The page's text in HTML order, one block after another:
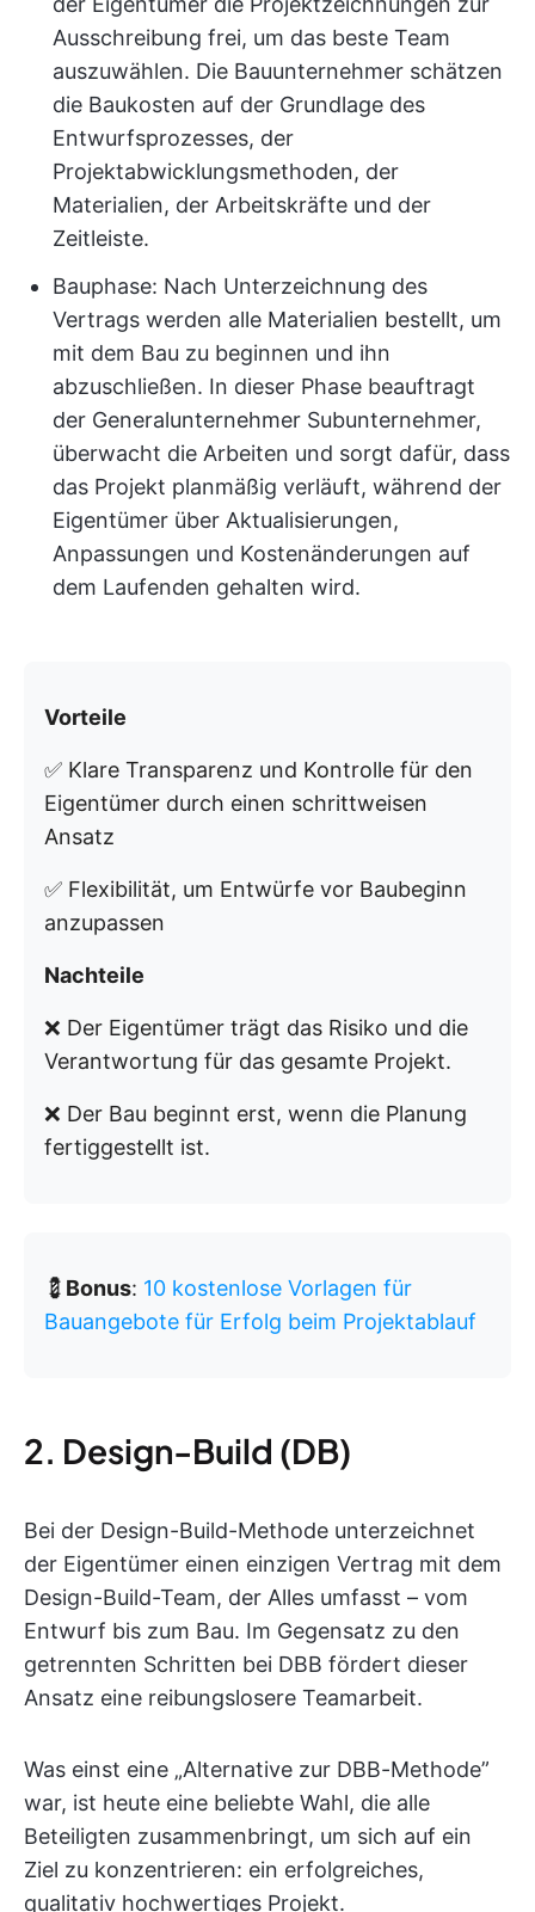
Ausschreibung frei, um das beste Team
auszuwählen. Die Bauunternehmer schätzen
die Baukosten auf der Grundlage des
Entwurfsprozesses, der
Projektabwicklungsmethoden, der
Materialien, der Arbeitskräfte und der
Zeitleiste.
Bauphase: Nach Unterzeichnung des
Vertrags werden alle Materialien bestellt, um
mit dem Bau zu beginnen und ihn
abzuschließen. In dieser Phase beauftragt
der Generalunternehmer Subunternehmer,
überwacht die Arbeiten und sorgt dafür, dass
das Projekt planmäßig verläuft, während der
Eigentümer über Aktualisierungen,
Anpassungen und Kostenänderungen auf
dem Laufenden gehalten wird.
Vorteile
✅ Klare Transparenz und Kontrolle für den
Eigentümer durch einen schrittweisen
Ansatz
✅ Flexibilität, um Entwürfe vor Baubeginn
anzupassen
Nachteile
❌ Der Eigentümer trägt das Risiko und die
Verantwortung für das gesamte Projekt.
❌ Der Bau beginnt erst, wenn die Planung
fertiggestellt ist.
💈 Bonus: 10 kostenlose Vorlagen für
Bauangebote für Erfolg beim Projektablauf
2. Design-Build (DB)
Bei der Design-Build-Methode unterzeichnet
der Eigentümer einen einzigen Vertrag mit dem
Design-Build-Team, der Alles umfasst – vom
Entwurf bis zum Bau. Im Gegensatz zu den
getrennten Schritten bei DBB fördert dieser
Ansatz eine reibungslosere Teamarbeit.
Was einst eine „Alternative zur DBB-Methode”
war, ist heute eine beliebte Wahl, die alle
Beteiligten zusammenbringt, um sich auf ein
Ziel zu konzentrieren: ein erfolgreiches,
qualitativ hochwertiges Projekt.